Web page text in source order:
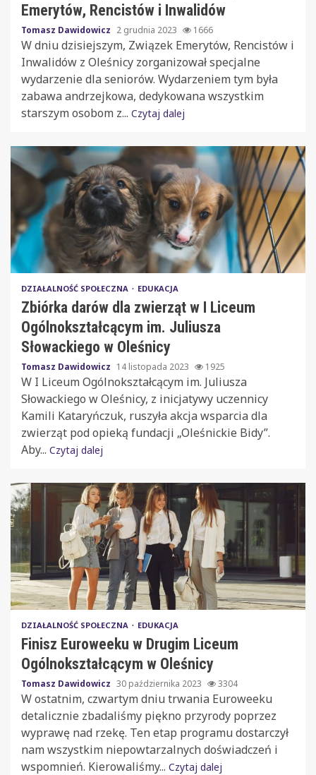
Emerytów, Rencistów i Inwalidów
Tomasz Dawidowicz 2 grudnia 2023 1666
W dniu dzisiejszym, Związek Emerytów, Rencistów i
Inwalidów z Oleśnicy zorganizował specjalne
wydarzenie dla seniorów. Wydarzeniem tym była
zabawa andrzejkowa, dedykowana wszystkim
starszym osobom z... Czytaj dalej
DZIAŁALNOŚĆ SPOŁECZNA EDUKACJA
Zbiórka darów dla zwierząt w I Liceum
Ogólnokształcącym im. Juliusza
Słowackiego w Oleśnicy
Tomasz Dawidowicz 14 listopada 2023 1925
W I Liceum Ogólnokształcącym im. Juliusza
Słowackiego w Oleśnicy, z inicjatywy uczennicy
Kamili Kataryńczuk, ruszyła akcja wsparcia dla
zwierząt pod opieką fundacji „Oleśnickie Bidy”.
Aby... Czytaj dalej
DZIAŁALNOŚĆ SPOŁECZNA EDUKACJA
Finisz Euroweeku w Drugim Liceum
Ogólnokształcącym w Oleśnicy
Tomasz Dawidowicz 30 października 2023 3304
W ostatnim, czwartym dniu trwania Euroweeku
detalicznie zbadaliśmy piękno przyrody poprzez
wyprawę nad rzekę. Ten etap programu dostarczył
nam wszystkim niepowtarzalnych doświadczeń i
wspomnień. Kierowaliśmy... Czytaj dalej